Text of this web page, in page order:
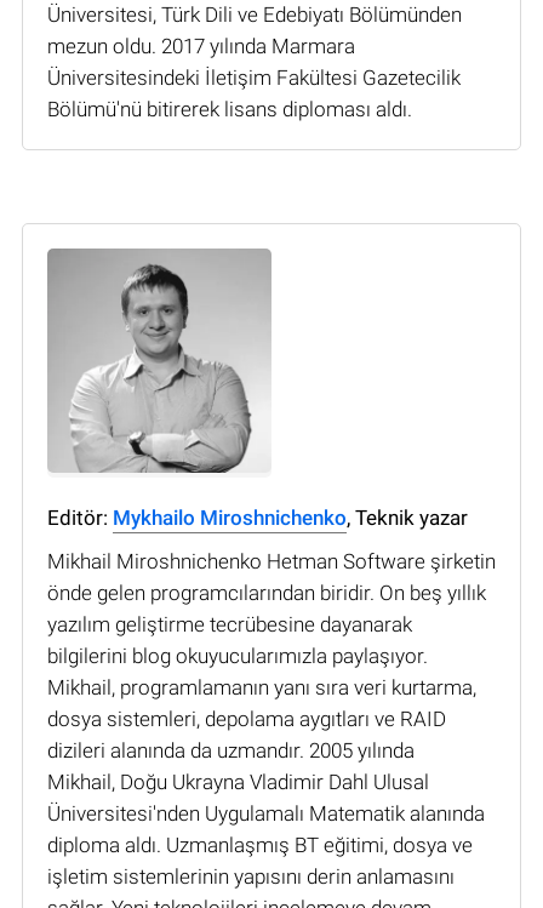
Üniversitesi, Türk Dili ve Edebiyatı Bölümünden
mezun oldu. 2017 yılında Marmara
Üniversitesindeki İletişim Fakültesi Gazetecilik
Bölümü'nü bitirerek lisans diploması aldı.
Editör: Mykhailo Miroshnichenko, Teknik yazar
Mikhail Miroshnichenko Hetman Software şirketin
önde gelen programcılarından biridir. On beş yıllık
yazılım geliştirme tecrübesine dayanarak
bilgilerini blog okuyucularımızla paylaşıyor.
Mikhail, programlamanın yanı sıra veri kurtarma,
dosya sistemleri, depolama aygıtları ve RAID
dizileri alanında da uzmandır. 2005 yılında
Mikhail, Doğu Ukrayna Vladimir Dahl Ulusal
Üniversitesi'nden Uygulamalı Matematik alanında
diploma aldı. Uzmanlaşmış BT eğitimi, dosya ve
işletim sistemlerinin yapısını derin anlamasını